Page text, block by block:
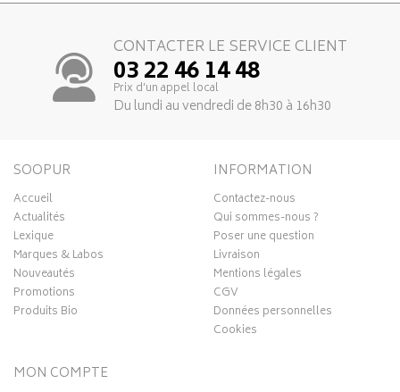
CONTACTER LE SERVICE CLIENT
03 22 46 14 48
Prix d’un appel local
Du lundi au vendredi de 8h30 à 16h30
SOOPUR
Accueil
Actualités
Lexique
Marques & Labos
Nouveautés
Promotions
Produits Bio
INFORMATION
Contactez-nous
Qui sommes-nous ?
Poser une question
Livraison
Mentions légales
CGV
Données personnelles
Cookies
MON COMPTE